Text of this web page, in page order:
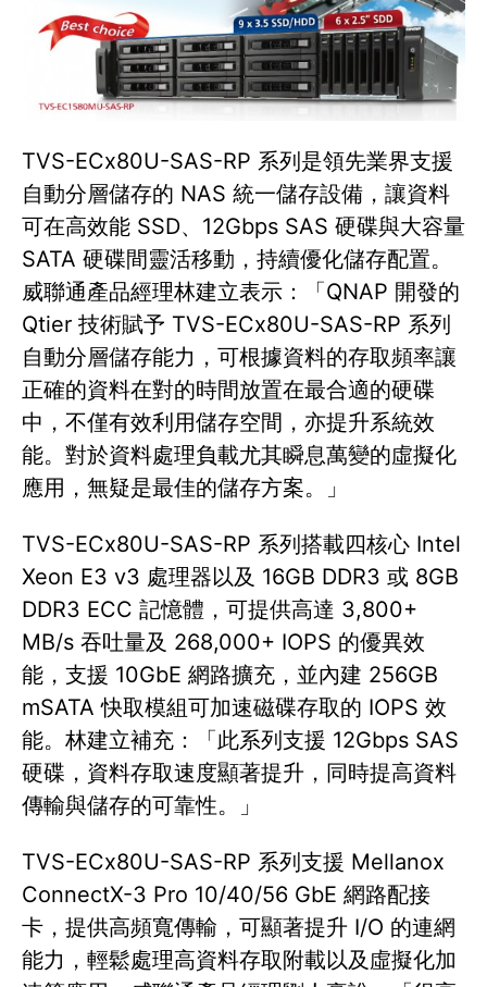
TVS-ECx80U-SAS-RP 系列是領先業界支援
自動分層儲存的 NAS 統一儲存設備，讓資料
可在高效能 SSD、12Gbps SAS 硬碟與大容量
SATA 硬碟間靈活移動，持續優化儲存配置。
威聯通產品經理林建立表示：「QNAP 開發的
Qtier 技術賦予 TVS-ECx80U-SAS-RP 系列
自動分層儲存能力，可根據資料的存取頻率讓
正確的資料在對的時間放置在最合適的硬碟
中，不僅有效利用儲存空間，亦提升系統效
能。對於資料處理負載尤其瞬息萬變的虛擬化
應用，無疑是最佳的儲存方案。」
TVS-ECx80U-SAS-RP 系列搭載四核心 Intel
Xeon E3 v3 處理器以及 16GB DDR3 或 8GB
DDR3 ECC 記憶體，可提供高達 3,800+
MB/s 吞吐量及 268,000+ IOPS 的優異效
能，支援 10GbE 網路擴充，並內建 256GB
mSATA 快取模組可加速磁碟存取的 IOPS 效
能。林建立補充：「此系列支援 12Gbps SAS
硬碟，資料存取速度顯著提升，同時提高資料
傳輸與儲存的可靠性。」
TVS-ECx80U-SAS-RP 系列支援 Mellanox
ConnectX-3 Pro 10/40/56 GbE 網路配接
卡，提供高頻寬傳輸，可顯著提升 I/O 的連網
能力，輕鬆處理高資料存取附載以及虛擬化加